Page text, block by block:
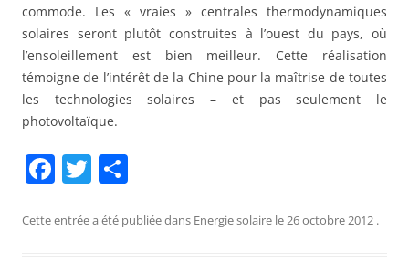
commode. Les « vraies » centrales thermodynamiques
solaires seront plutôt construites à l’ouest du pays, où
l’ensoleillement est bien meilleur. Cette réalisation
témoigne de l’intérêt de la Chine pour la maîtrise de toutes
les technologies solaires – et pas seulement le
photovoltaïque.
F
c
T
itt ta
Cette entrée a été publiée dans Energie solaire le26 octobre 2012 .